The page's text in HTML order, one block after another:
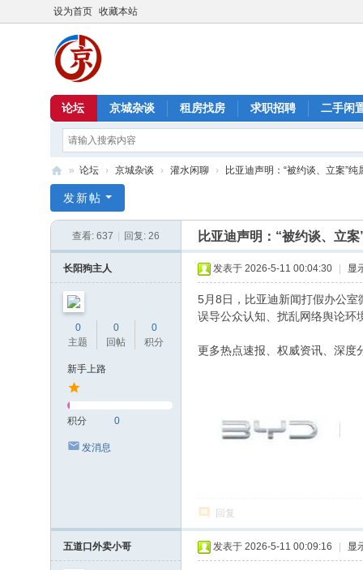
设为首页 收藏本站
论坛 京城杂谈 租房找房 求职招聘 二手闲
京
» 论坛 › 京城杂谈 › 灌水闲聊 › 比亚迪声明：“被约谈、立案”纯
发新帖
查看: 637 回复: 26 比亚迪声明：“被约谈、立
长阳狗主人
0
主题
0
回帖
0
积分
新手上路
积分 0
发消息
发表于 2026-5-11 00:04:30 显
5月8日，比亚迪新闻打假办公室
误导公众认知、扰乱网络舆论环
更多热点速报、权威资讯、深度
回复
五道口外卖小哥 发表于 2026-5-11 00:09:16 显